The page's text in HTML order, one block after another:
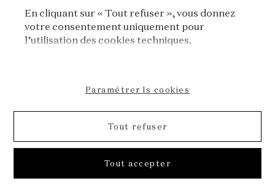
[Sélection de l'été] Les Grandes Odyssées
En cliquant sur « Tout refuser », vous donnez
votre consentement uniquement pour
l’utilisation des cookies techniques.
Paramétrer ls cookies
Tout refuser
Tout accepter